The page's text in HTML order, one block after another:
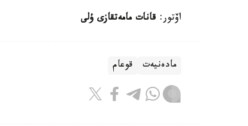
اۆتور: قانات مامەتقازى ۇلى
مادەنيەت قوعام